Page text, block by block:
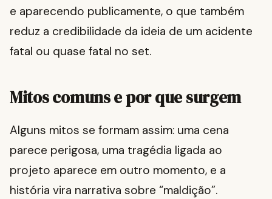
e aparecendo publicamente, o que também
reduz a credibilidade da ideia de um acidente
fatal ou quase fatal no set.
Mitos comuns e por que surgem
Alguns mitos se formam assim: uma cena
parece perigosa, uma tragédia ligada ao
projeto aparece em outro momento, e a
história vira narrativa sobre “maldição”.